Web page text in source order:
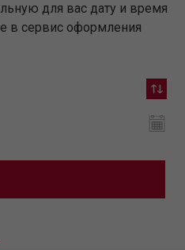
для вас дату и время
в сервис оформления